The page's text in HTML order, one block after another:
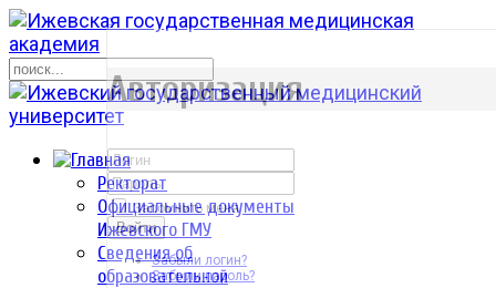
Ректорат
Официальные документы
Ижевского ГМУ
Сведения об
образовательной
р
Авторизация
Запомнить меня
Войти
Забыли логин?
Забыли пароль?